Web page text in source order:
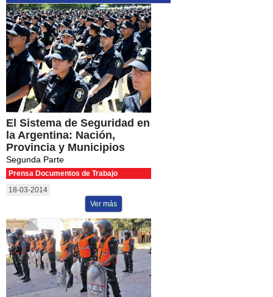
El Sistema de Seguridad en
la Argentina: Nación,
Provincia y Municipios
Segunda Parte
Prensa Documentos de Trabajo
18-03-2014
Ver más